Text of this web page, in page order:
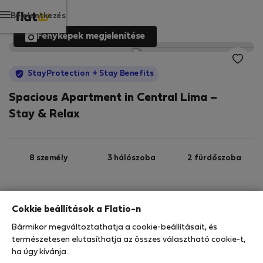
Bejelentkezés
Fényképek megjelenítése
StayProtection + Stay Benefits
Spacious Apartment in Central Lima –
Stay & Relax
8 személy 3 hálószoba 2 fürdőszoba
StayProtection Stay Benefits
Az Ön tartózkodását ebben az ingatlanban a
Cokkie beállítások a Flatio-n
Bármikor megváltoztathatja a cookie-beállításait, és
természetesen elutasíthatja az összes választható cookie-t,
ha úgy kívánja.